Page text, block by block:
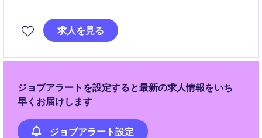
一員として、見積作成、受注処理、請求業務、保証管
理などサービス運営を支える幅広い業務を担当いただ
求人を見る
ジョブアラートを設定すると最新の求人情報をいち
早くお届けします
ジョブアラート設定